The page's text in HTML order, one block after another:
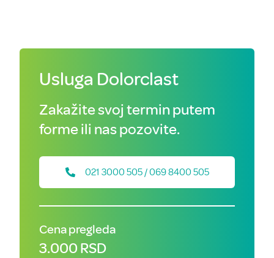
Usluga Dolorclast
Zakažite svoj termin putem
forme ili nas pozovite.
021 3000 505 / 069 8400 505
Cena pregleda
3.000 RSD